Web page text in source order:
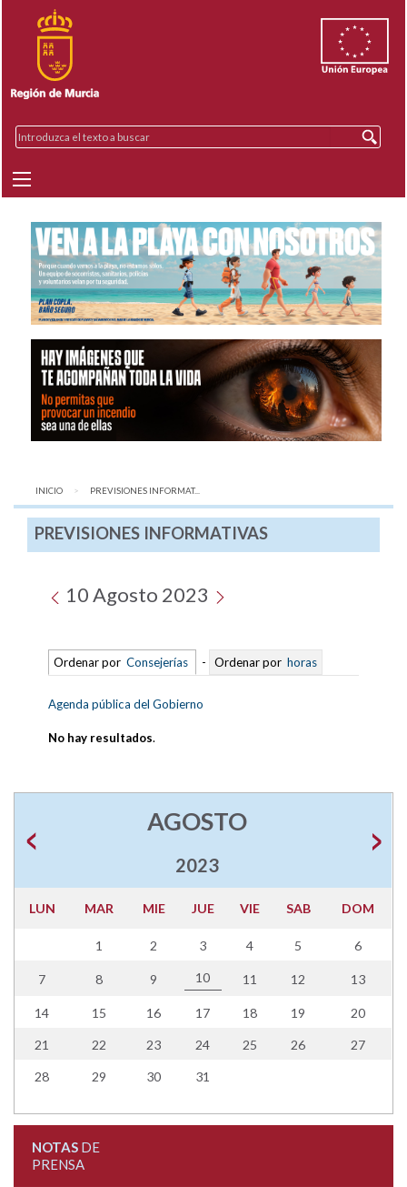
INICIO AQUÍ:
PREVISIONES INFORMAT...
PREVISIONES INFORMATIVAS
10 Agosto 2023
Ordenar por Consejerías - Ordenar por horas
Agenda pública del Gobierno
No hay resultados.
AGOSTO
2023
LUN MAR MIE JUE VIE SAB DOM
1 2 3 4 5 6
7 8 9 10 11 12 13
14 15 16 17 18 19 20
21 22 23 24 25 26 27
28 29 30 31
NOTASDE
PRENSA